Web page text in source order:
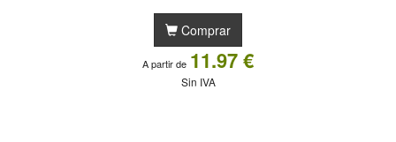
Comprar
A partir de 11.97 €
Sin IVA